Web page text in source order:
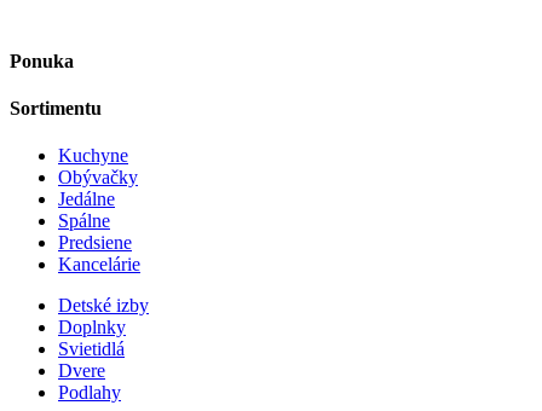
Ponuka
Sortimentu
Kuchyne
Obývačky
Jedálne
Spálne
Predsiene
Kancelárie
Detské izby
Doplnky
Svietidlá
Dvere
Podlahy